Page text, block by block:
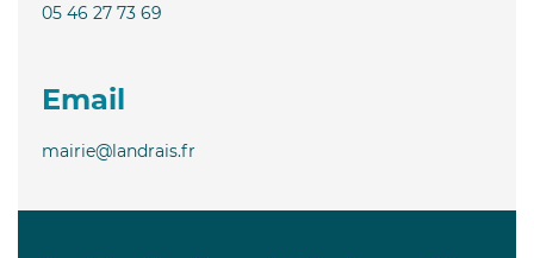
05 46 27 73 69
Email
mairie@landrais.fr